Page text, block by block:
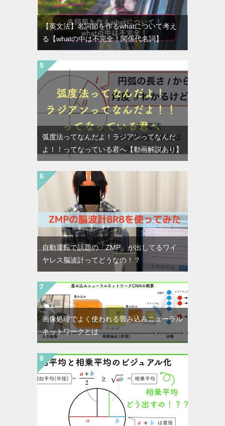
【英文法】名詞節を作るwhatについて考え
る【whatの中は不完全！関係代名詞】
弧度法ってなんだよ！ラジアンってなんだ
よ！！ってなっている君へ【動画解説あり】
自動運転で話題の「ZMP」が出してるワイ
ヤレス脳波計ってどうなの！？
画像処理でよく使われる畳み込みニューラル
ネットワークとは